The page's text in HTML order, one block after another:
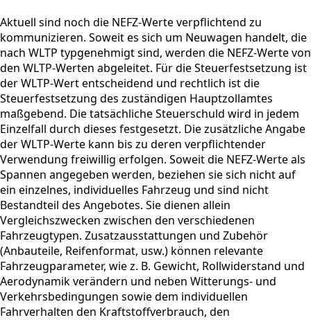
Aktuell sind noch die NEFZ-Werte verpflichtend zu
kommunizieren. Soweit es sich um Neuwagen handelt, die
nach WLTP typgenehmigt sind, werden die NEFZ-Werte von
den WLTP-Werten abgeleitet. Für die Steuerfestsetzung ist
der WLTP-Wert entscheidend und rechtlich ist die
Steuerfestsetzung des zuständigen Hauptzollamtes
maßgebend. Die tatsächliche Steuerschuld wird in jedem
Einzelfall durch dieses festgesetzt. Die zusätzliche Angabe
der WLTP-Werte kann bis zu deren verpflichtender
Verwendung freiwillig erfolgen. Soweit die NEFZ-Werte als
Spannen angegeben werden, beziehen sie sich nicht auf
ein einzelnes, individuelles Fahrzeug und sind nicht
Bestandteil des Angebotes. Sie dienen allein
Vergleichszwecken zwischen den verschiedenen
Fahrzeugtypen. Zusatzausstattungen und Zubehör
(Anbauteile, Reifenformat, usw.) können relevante
Fahrzeugparameter, wie z. B. Gewicht, Rollwiderstand und
Aerodynamik verändern und neben Witterungs- und
Verkehrsbedingungen sowie dem individuellen
Fahrverhalten den Kraftstoffverbrauch, den